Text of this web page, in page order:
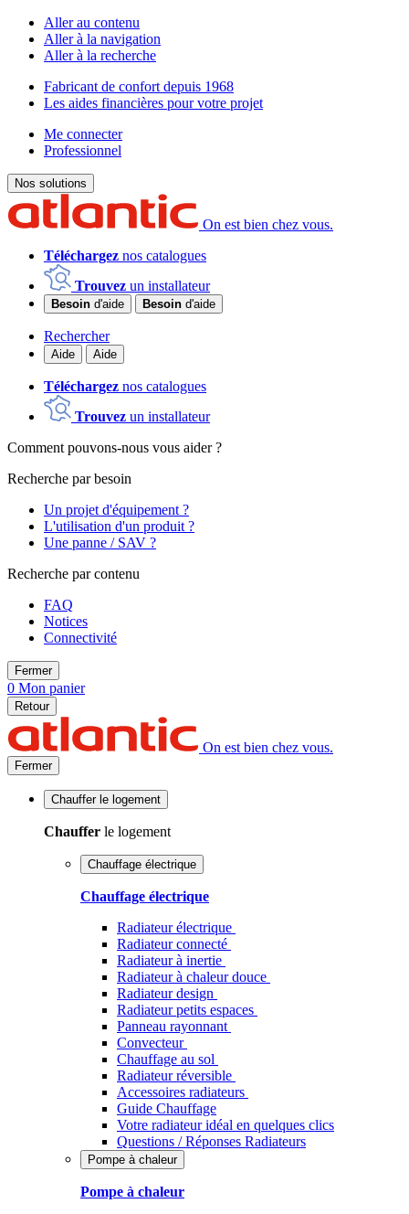
Aller au contenu
Aller à la navigation
Aller à la recherche
Fabricant de confort depuis 1968
Les aides financières pour votre projet
Me connecter
Professionnel
Nos solutions
On est bien chez vous.
Téléchargez nos catalogues
Trouvez un installateur
Besoin d'aide Besoin d'aide
Rechercher
Aide Aide
Téléchargez nos catalogues
Trouvez un installateur
Comment pouvons-nous vous aider ?
Recherche par besoin
Un projet d'équipement ?
L'utilisation d'un produit ?
Une panne / SAV ?
Recherche par contenu
FAQ
Notices
Connectivité
Fermer
0 Mon panier
Retour
On est bien chez vous.
Fermer
Chauffer le logement
Chauffer le logement
Chauffage électrique
Chauffage électrique
Radiateur électrique
Radiateur connecté
Radiateur à inertie
Radiateur à chaleur douce
Radiateur design
Radiateur petits espaces
Panneau rayonnant
Convecteur
Chauffage au sol
Radiateur réversible
Accessoires radiateurs
Guide Chauffage
Votre radiateur idéal en quelques clics
Questions / Réponses Radiateurs
Pompe à chaleur
Pompe à chaleur